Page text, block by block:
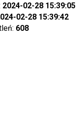
2024-02-28 15:39:05
02-28 15:39:42
608